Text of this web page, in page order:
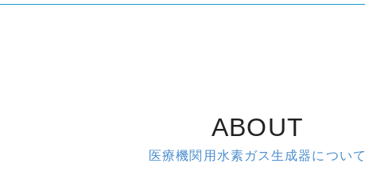
ABOUT
医療機関用水素ガス生成器について